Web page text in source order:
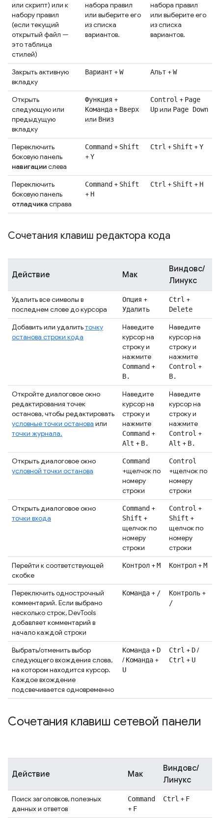
или скрипт) или к
набору правил
(если текущий
открытый файл —
это таблица
стилей)
набора правил
или выберите его
из списка
вариантов.
набора правил
или выберите его
из списка
вариантов.
Закрыть активную
вкладку
Вариант +W Альт +W
Открыть
следующую или
предыдущую
вкладку
Функция +
Команда + Вверх
или Вниз
Control + Page
Upили Page Down
Переключить
боковую панель
навигациислева
Command + Shift
+Y
Ctrl + Shift +Y
Переключить
боковую панель
отладчикасправа
Command + Shift
+ H
Ctrl + Shift + H
Сочетания клавиш редактора кода
Действие Мак
Виндовс/
Линукс
Удалить все символы в
последнем слове до курсора
Опция +
Удалить
Ctrl +
Delete
Добавить или удалитьточку
останова строки кода
Наведите
курсор на
строку и
нажмите
Command +
B.
Наведите
курсор на
строку и
нажмите
Control +
B.
Откройте диалоговое окно
редактирования точек
останова, чтобы редактировать
условные точки останова или
точки журнала.
Наведите
курсор на
строку и
нажмите
Command +
Alt + B.
Наведите
курсор на
строку и
нажмите
Control +
Alt + B.
Открыть диалоговое окно
условной точки останова
Command
+щелчок по
номеру
строки
Control
+щелчок по
номеру
строки
Открыть диалоговое окно
точки входа
Command +
Shift +
щелчок по
номеру
строки
Control +
Shift +
щелчок по
номеру
строки
Перейти к соответствующей
скобке
Контрол +М Контрол +М
Переключить однострочный
комментарий. Если выбрано
несколько строк, DevTools
добавляет комментарий в
начало каждой строки
Команда + / Контроль +
/
Выбрать/отменить выбор
следующего вхождения слова,
на котором находится курсор.
Каждое вхождение
подсвечивается одновременно
Команда + D
/ Команда +
U
Ctrl + D/
Ctrl + U
Сочетания клавиш сетевой панели
Действие Мак
Виндовс/
Линукс
Поиск заголовков, полезных
данных и ответов
Command
+ F
Ctrl + F